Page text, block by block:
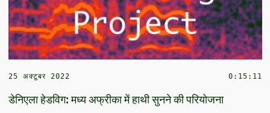
25 अक्टूबर 2022 0:15:11
डेनिएला हेडविग: मध्य अफ्रीका में हाथी सुनने की परियोजना